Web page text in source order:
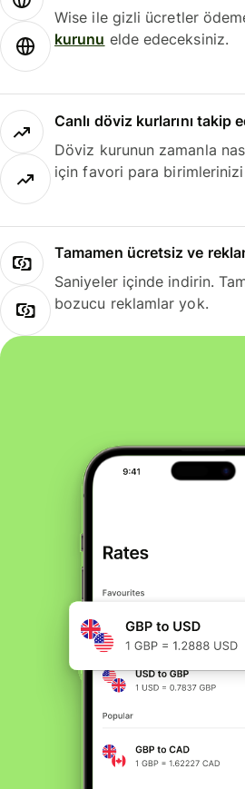
Wise ile gizli ücretler
kurunu elde edeceksiniz.
Canlı döviz kurlarını takip
Döviz kurunun zamanla
için favori para
Tamamen ücretsiz ve
Saniyeler içinde indirin.
bozucu reklamlar yok.